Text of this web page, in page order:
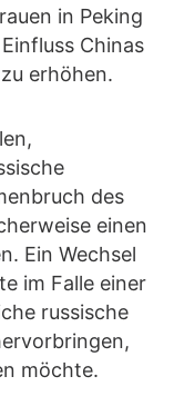
in Peking
Chinas
erhöhen.
des
einen
Ein Wechsel
im Falle einer
russische
möchte.